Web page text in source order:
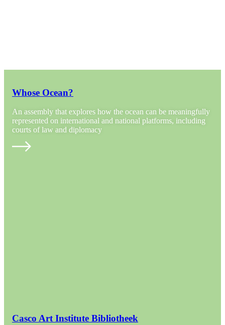
Whose Ocean?
An assembly that explores how the ocean can be meaningfully
represented on international and national platforms, including
courts of law and diplomacy
Casco Art Institute Bibliotheek